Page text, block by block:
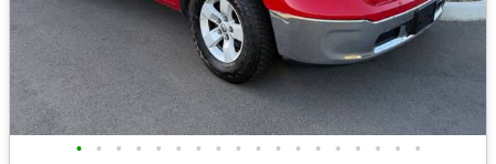
• • • • • • • • • • • • • • • • • •